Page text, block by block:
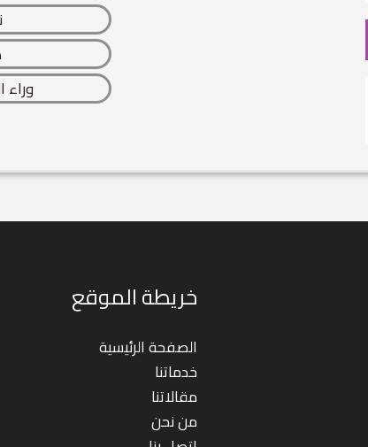
وراء
خريطة الموقع
الصفحة الرئيسية
خدماتنا
مقالاتنا
من نحن